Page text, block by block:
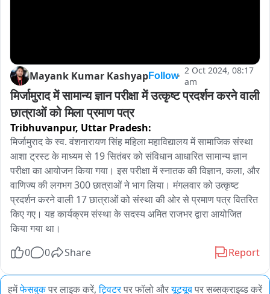
Mayank Kumar KashyapFollow 2 Oct 2024, 08:17
am
मिर्जामुराद में सामान्य ज्ञान परीक्षा में उत्कृष्ट प्रदर्शन करने वाली
छात्राओं को मिला प्रमाण पत्र
Tribhuvanpur, Uttar Pradesh:
मिर्जामुराद के स्व. वंशनारायण सिंह महिला महाविद्यालय में सामाजिक संस्था
आशा ट्रस्ट के माध्यम से 19 सितंबर को संविधान आधारित सामान्य ज्ञान
परीक्षा का आयोजन किया गया। इस परीक्षा में स्नातक की विज्ञान, कला, और
वाणिज्य की लगभग 300 छात्राओं ने भाग लिया। मंगलवार को उत्कृष्ट
प्रदर्शन करने वाली 17 छात्राओं को संस्था की ओर से प्रमाण पत्र वितरित
किए गए। यह कार्यक्रम संस्था के सदस्य अमित राजभर द्वारा आयोजित
किया गया था।
0
0 Share Report
हमेंफेसबुकपर लाइक करें, ट्विटरपर फॉलो औरयूट्यूबपर सब्सक्राइब्ड करें